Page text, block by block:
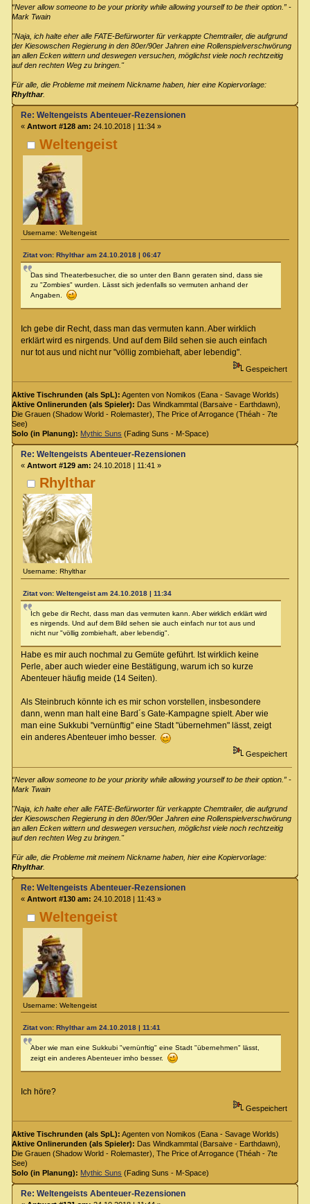
“Never allow someone to be your priority while allowing yourself to be their option.” -
Mark Twain
"Naja, ich halte eher alle FATE-Befürworter für verkappte Chemtrailer, die aufgrund
der Kiesowschen Regierung in den 80er/90er Jahren eine Rollenspielverschwörung
an allen Ecken wittern und deswegen versuchen, möglichst viele noch rechtzeitig
auf den rechten Weg zu bringen."
Für alle, die Probleme mit meinem Nickname haben, hier eine Kopiervorlage:
Rhylthar.
Weltengeist
Username: Weltengeist
Re: Weltengeists Abenteuer-Rezensionen
« Antwort #128 am: 24.10.2018 | 11:34 »
Zitat von: Rhylthar am 24.10.2018 | 06:47
Das sind Theaterbesucher, die so unter den Bann geraten sind, dass sie
zu "Zombies" wurden. Lässt sich jedenfalls so vermuten anhand der
Angaben.
Ich gebe dir Recht, dass man das vermuten kann. Aber wirklich
erklärt wird es nirgends. Und auf dem Bild sehen sie auch einfach
nur tot aus und nicht nur "völlig zombiehaft, aber lebendig".
Gespeichert
Aktive Tischrunden (als SpL): Agenten von Nomikos (Eana - Savage Worlds)
Aktive Onlinerunden (als Spieler): Das Windkammtal (Barsaive - Earthdawn),
Die Grauen (Shadow World - Rolemaster), The Price of Arrogance (Théah - 7te
See)
Solo (in Planung): Mythic Suns (Fading Suns - M-Space)
Rhylthar
Username: Rhylthar
Re: Weltengeists Abenteuer-Rezensionen
« Antwort #129 am: 24.10.2018 | 11:41 »
Zitat von: Weltengeist am 24.10.2018 | 11:34
Ich gebe dir Recht, dass man das vermuten kann. Aber wirklich erklärt wird
es nirgends. Und auf dem Bild sehen sie auch einfach nur tot aus und
nicht nur "völlig zombiehaft, aber lebendig".
Habe es mir auch nochmal zu Gemüte geführt. Ist wirklich keine
Perle, aber auch wieder eine Bestätigung, warum ich so kurze
Abenteuer häufig meide (14 Seiten).
Als Steinbruch könnte ich es mir schon vorstellen, insbesondere
dann, wenn man halt eine Bard´s Gate-Kampagne spielt. Aber wie
man eine Sukkubi "vernünftig" eine Stadt "übernehmen" lässt, zeigt
ein anderes Abenteuer imho besser.
Gespeichert
“Never allow someone to be your priority while allowing yourself to be their option.” -
Mark Twain
"Naja, ich halte eher alle FATE-Befürworter für verkappte Chemtrailer, die aufgrund
der Kiesowschen Regierung in den 80er/90er Jahren eine Rollenspielverschwörung
an allen Ecken wittern und deswegen versuchen, möglichst viele noch rechtzeitig
auf den rechten Weg zu bringen."
Für alle, die Probleme mit meinem Nickname haben, hier eine Kopiervorlage:
Rhylthar.
Weltengeist
Username: Weltengeist
Re: Weltengeists Abenteuer-Rezensionen
« Antwort #130 am: 24.10.2018 | 11:43 »
Zitat von: Rhylthar am 24.10.2018 | 11:41
Aber wie man eine Sukkubi "vernünftig" eine Stadt "übernehmen" lässt,
zeigt ein anderes Abenteuer imho besser.
Ich höre?
Gespeichert
Aktive Tischrunden (als SpL): Agenten von Nomikos (Eana - Savage Worlds)
Aktive Onlinerunden (als Spieler): Das Windkammtal (Barsaive - Earthdawn),
Die Grauen (Shadow World - Rolemaster), The Price of Arrogance (Théah - 7te
See)
Solo (in Planung): Mythic Suns (Fading Suns - M-Space)
Re: Weltengeists Abenteuer-Rezensionen